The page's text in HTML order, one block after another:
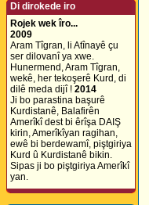
Di dirokede iro
Rojek wek îro...
2009
Aram Tîgran, li Atînayê çu
ser dilovanî ya xwe.
Hunermend, Aram Tîgran,
wekê, her tekoşerê Kurd, di
dilê meda dijî ! 2014
Ji bo parastina başurê
Kurdistanê, Balafirên
Amerîkî dest bi êrîşa DAIŞ
kirin, Amerîkîyan ragihan,
ewê bi berdewamî, piştgiriya
Kurd û Kurdistanê bikin.
Sipas ji bo piştgiriya Amerîkî
yan.